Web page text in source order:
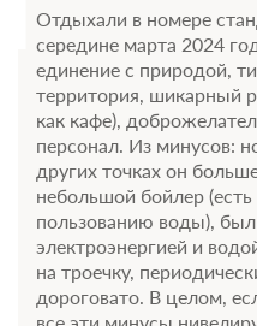
Отдыхали в номере
середине марта 2024
единение с природой,
территория, шикарный
как кафе),
персонал. Из минусов:
других точках он
небольшой бойлер
пользованию воды),
электроэнергией и
на троечку,
дороговато. В целом,